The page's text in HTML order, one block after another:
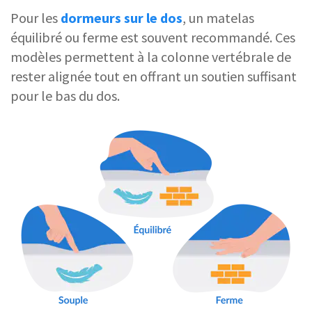
Pour les dormeurs sur le dos, un matelas
équilibré ou ferme est souvent recommandé. Ces
modèles permettent à la colonne vertébrale de
rester alignée tout en offrant un soutien suffisant
pour le bas du dos.